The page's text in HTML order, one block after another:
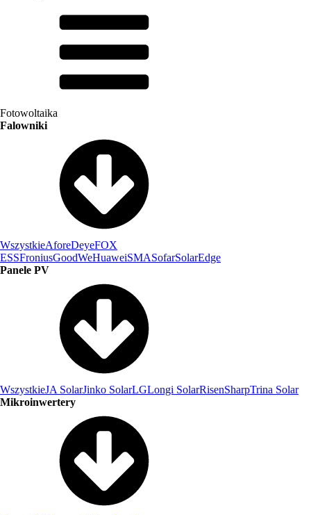
Fotowoltaika
Falowniki
WszystkieAforeDeyeFOX
ESSFroniusGoodWeHuaweiSMASofarSolarEdge
Panele PV
WszystkieJA SolarJinko SolarLGLongi SolarRisenSharpTrina Solar
Mikroinwertery